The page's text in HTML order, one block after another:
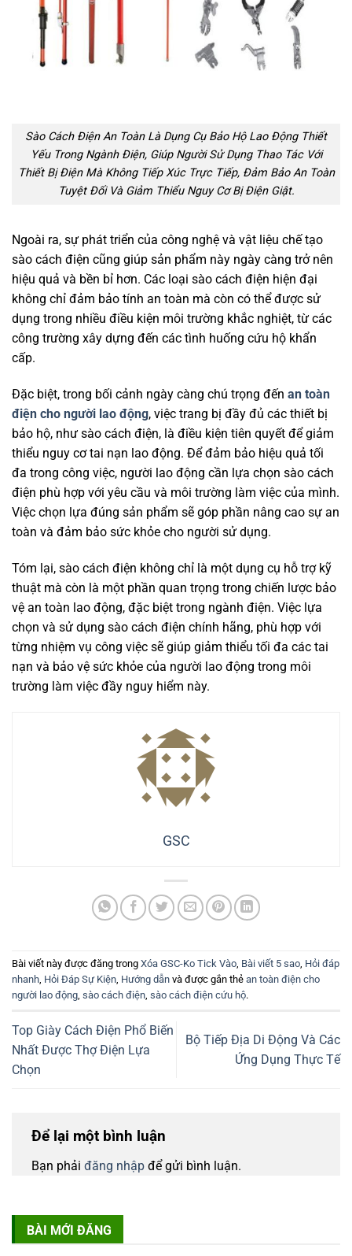
Sào Cách Điện An Toàn Là Dụng Cụ Bảo Hộ Lao Động Thiết
Yếu Trong Ngành Điện, Giúp Người Sử Dụng Thao Tác Với
Thiết Bị Điện Mà Không Tiếp Xúc Trực Tiếp, Đảm Bảo An Toàn
Tuyệt Đối Và Giảm Thiểu Nguy Cơ Bị Điện Giật.
Ngoài ra, sự phát triển của công nghệ và vật liệu chế tạo
sào cách điện cũng giúp sản phẩm này ngày càng trở nên
hiệu quả và bền bỉ hơn. Các loại sào cách điện hiện đại
không chỉ đảm bảo tính an toàn mà còn có thể được sử
dụng trong nhiều điều kiện môi trường khắc nghiệt, từ các
công trường xây dựng đến các tình huống cứu hộ khẩn
cấp.
Đặc biệt, trong bối cảnh ngày càng chú trọng đến an toàn
điện cho người lao động, việc trang bị đầy đủ các thiết bị
bảo hộ, như sào cách điện, là điều kiện tiên quyết để giảm
thiểu nguy cơ tai nạn lao động. Để đảm bảo hiệu quả tối
đa trong công việc, người lao động cần lựa chọn sào cách
điện phù hợp với yêu cầu và môi trường làm việc của mình.
Việc chọn lựa đúng sản phẩm sẽ góp phần nâng cao sự an
toàn và đảm bảo sức khỏe cho người sử dụng.
Tóm lại, sào cách điện không chỉ là một dụng cụ hỗ trợ kỹ
thuật mà còn là một phần quan trọng trong chiến lược bảo
vệ an toàn lao động, đặc biệt trong ngành điện. Việc lựa
chọn và sử dụng sào cách điện chính hãng, phù hợp với
từng nhiệm vụ công việc sẽ giúp giảm thiểu tối đa các tai
nạn và bảo vệ sức khỏe của người lao động trong môi
trường làm việc đầy nguy hiểm này.
GSC
Bài viết này được đăng trong Xóa GSC-Ko Tick Vào Bài viết 5 sao Hỏi đáp
nhanh Hỏi Đáp Sự Kiện Hướng dẫn và được gắn thẻ an toàn điện cho
người lao động sào cách điện sào cách điện cứu hộ.
Top Giày Cách Điện Phổ Biến
Nhất Được Thợ Điện Lựa
Chọn
Bộ Tiếp Địa Di Động Và Các
Ứng Dụng Thực Tế
Để lại một bình luận
Bạn phải đăng nhập để gửi bình luận.
BÀI MỚI ĐĂNG